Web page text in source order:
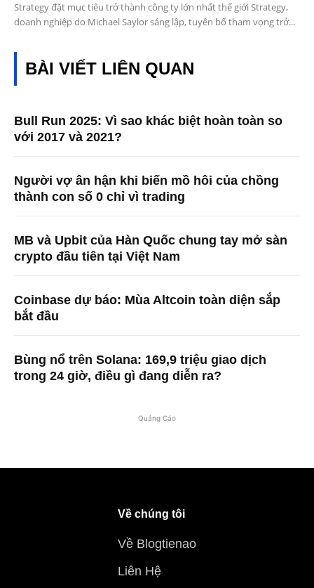
Strategy đặt mục tiêu trở thành công ty lớn nhất thế giới Strategy,
doanh nghiệp do Michael Saylor sáng lập, tuyên bố tham vọng trở...
BÀI VIẾT LIÊN QUAN
Bull Run 2025: Vì sao khác biệt hoàn toàn so
với 2017 và 2021?
Người vợ ân hận khi biến mồ hôi của chồng
thành con số 0 chỉ vì trading
MB và Upbit của Hàn Quốc chung tay mở sàn
crypto đầu tiên tại Việt Nam
Coinbase dự báo: Mùa Altcoin toàn diện sắp
bắt đầu
Bùng nổ trên Solana: 169,9 triệu giao dịch
trong 24 giờ, điều gì đang diễn ra?
Quảng Cáo
Về chúng tôi
Về Blogtienao
Liên Hệ